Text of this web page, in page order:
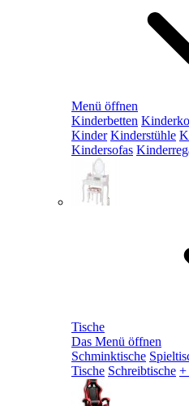
Menü öffnen
Kinderbetten
Kinder Kinderstühle
Kindersofas
Tische
Das Menü öffnen
Schminktische
Tische Schreibtische +